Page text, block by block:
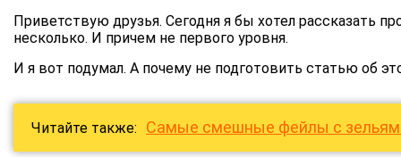
Приветствую друзья. Сегодня я бы хотел рассказать
несколько. И причем не первого уровня.
И я вот подумал. А почему не подготовить статью об
Читайте также: Самые смешные фейлы с